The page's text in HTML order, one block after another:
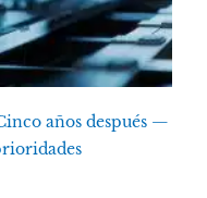
años después —